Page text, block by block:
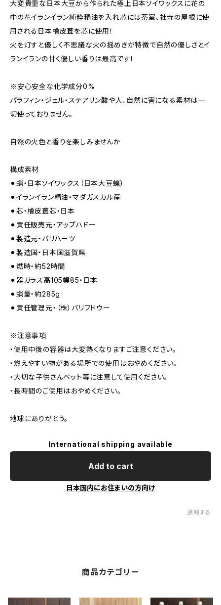
大変貴重な日本大豆から作られた極上日本ソイワックスに花の
中の花イランイラン純粋精油を入れ芯には茶室、社寺の屋根に使
用される日本檜皮葺を芯に使用！
火を灯すと優しく不思議な火の揺めきが特徴で自然の優しさとイ
ランイランの甘く優しい香りは最高です！
※安心安全な化学成分0%
パラフィン・ジェル・ステアリン酸や人、自然に害になる素材は一
切使っておりません。
自然の火色と香りを楽しみませんか
構成素材
⚫︎蝋・日本ソイワックス（日本大豆蝋）
⚫︎イランイラン精油・マダガスカル産
⚫︎芯・檜皮葺芯・日本
⚫︎責任販売元・アップハドー
⚫︎製造元・バリハーツ
⚫︎製造国・日本国滋賀県
⚫︎燃時・約52時間
⚫︎器ガラス高105幅85・日本
⚫︎蝋量・約285g
⚫︎責任管理元・（株）バリフドウー
※注意事項
・使用中後の容器は大変熱くなりますご注意ください。
・燃えやすい物がある場所での使用はおやめください。
・大切な子供さんペット等に注意して使用ください。
・長時間のご使用はおやめください。
地球にありがとう。
International shipping available
Add to cart
日本国内にお住まいの方向け
通報する
商品カテゴリー